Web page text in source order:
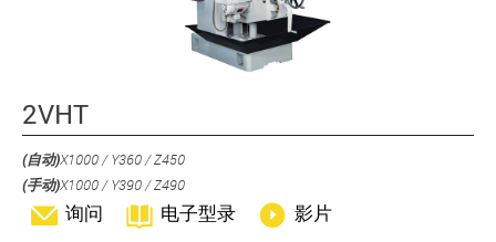
2VHT
(自动)X1000 / Y360 / Z450
(手动)X1000 / Y390 / Z490
询问 电子型录 影片